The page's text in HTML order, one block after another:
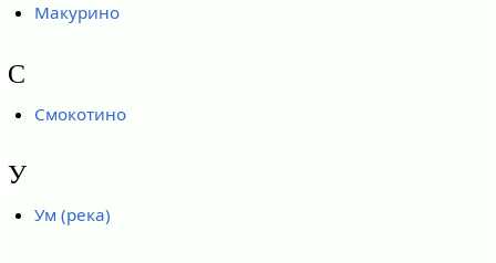
Макурино
С
Смокотино
У
Ум (река)